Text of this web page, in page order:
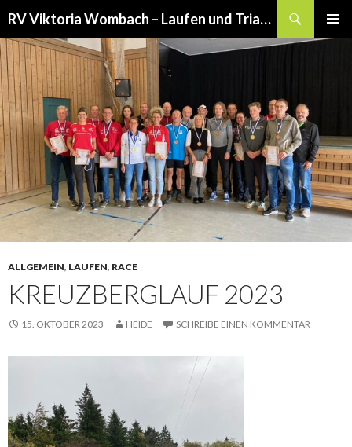
RV Viktoria Wombach – Laufen und Triathlon
ZUM
INHALT
ALLGEMEIN, LAUFEN, RACE
KREUZBERGLAUF 2023
15. OKTOBER 2023 HEIDE SCHREIBE EINEN KOMMENTAR